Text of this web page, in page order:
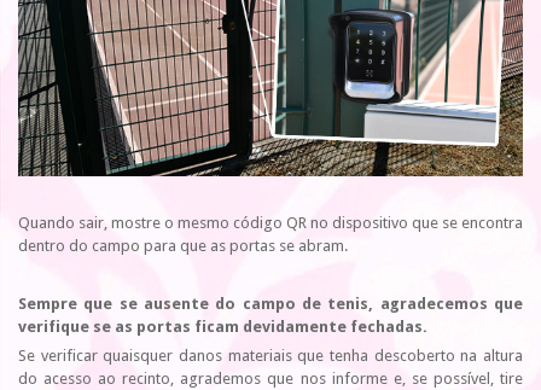
Quando sair, mostre o mesmo código QR no dispositivo que se encontra
dentro do campo para que as portas se abram.
Sempre que se ausente do campo de tenis, agradecemos que
verifique se as portas ficam devidamente fechadas.
Se verificar quaisquer danos materiais que tenha descoberto na altura
do acesso ao recinto, agrademos que nos informe e, se possível, tire